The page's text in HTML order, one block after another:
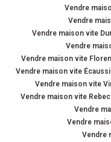
Vendre
Vendre
Vendre maison vite
Vendre
Vendre maison vite
Vendre maison vite
Vendre maison vite
Vendre maison vite
Vendre
Vendre
Vendre